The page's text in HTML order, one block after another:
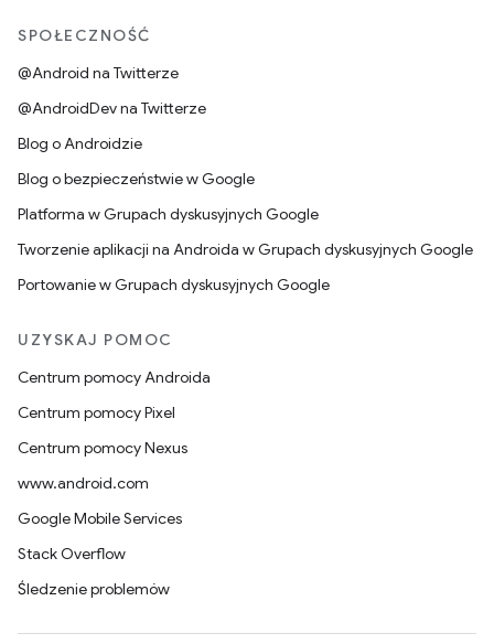
SPOŁECZNOŚĆ
@Android na Twitterze
@AndroidDev na Twitterze
Blog o Androidzie
Blog o bezpieczeństwie w Google
Platforma w Grupach dyskusyjnych Google
Tworzenie aplikacji na Androida w Grupach dyskusyjnych Google
Portowanie w Grupach dyskusyjnych Google
UZYSKAJ POMOC
Centrum pomocy Androida
Centrum pomocy Pixel
Centrum pomocy Nexus
www.android.com
Google Mobile Services
Stack Overflow
Śledzenie problemów